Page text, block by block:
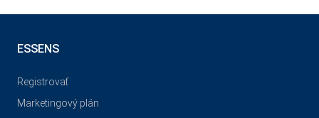
ESSENS
Registrovať
Marketingový plán